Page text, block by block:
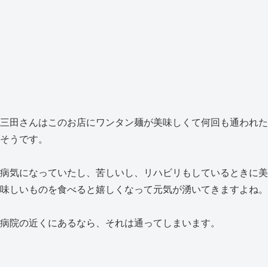
三田さんはこのお店にワンタン麺が美味しくて何回も通われた
そうです。
病気になっていたし、苦しいし、リハビリもしているときに美
味しいものを食べると嬉しくなって元気が湧いてきますよね。
病院の近くにあるなら、それは通ってしまいます。